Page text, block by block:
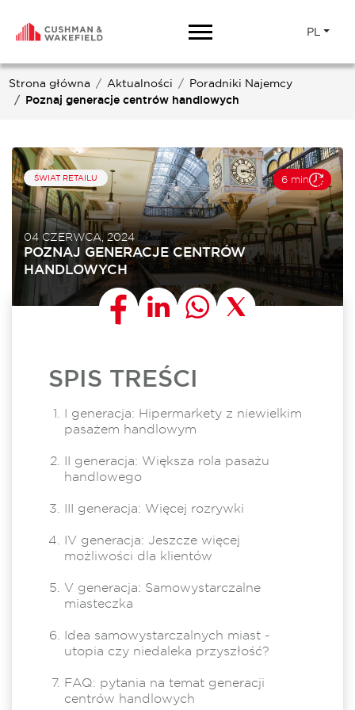
PL
Strona główna Aktualności
Poradniki Najemcy
Poznaj generacje centrów handlowych
6 min
ŚWIAT RETAILU
04 CZERWCA, 2024
POZNAJ GENERACJE CENTRÓW
HANDLOWYCH
SPIS TREŚCI
I generacja: Hipermarkety z niewielkim
pasażem handlowym
II generacja: Większa rola pasażu
handlowego
III generacja: Więcej rozrywki
IV generacja: Jeszcze więcej
możliwości dla klientów
V generacja: Samowystarczalne
miasteczka
Idea samowystarczalnych miast -
utopia czy niedaleka przyszłość?
FAQ: pytania na temat generacji
centrów handlowych